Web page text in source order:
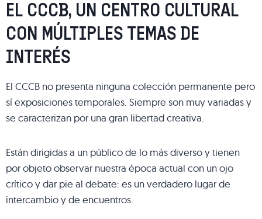
EL CCCB, UN CENTRO CULTURAL
CON MÚLTIPLES TEMAS DE
INTERÉS
El CCCB no presenta ninguna colección permanente pero
sí exposiciones temporales. Siempre son muy variadas y
se caracterizan por una gran libertad creativa.
Están dirigidas a un público de lo más diverso y tienen
por objeto observar nuestra época actual con un ojo
crítico y dar pie al debate: es un verdadero lugar de
intercambio y de encuentros.